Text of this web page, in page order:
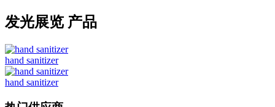
发光展览 产品
hand sanitizer
hand sanitizer